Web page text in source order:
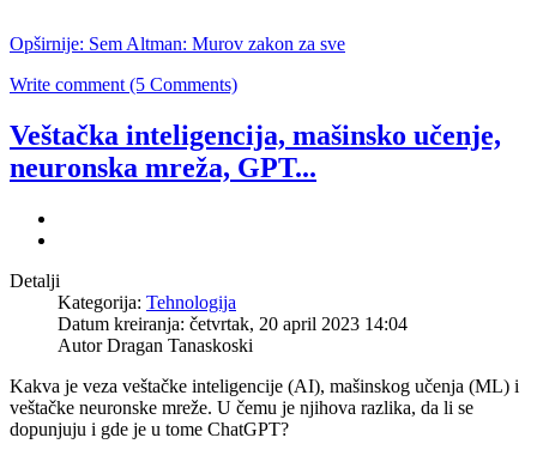
Opširnije: Sem Altman: Murov zakon za sve
Write comment (5 Comments)
Veštačka inteligencija, mašinsko učenje,
neuronska mreža, GPT...
Detalji
Kategorija: Tehnologija
Datum kreiranja: četvrtak, 20 april 2023 14:04
Autor Dragan Tanaskoski
Kakva je veza veštačke inteligencije (AI), mašinskog učenja (ML) i
veštačke neuronske mreže. U čemu je njihova razlika, da li se
dopunjuju i gde je u tome ChatGPT?